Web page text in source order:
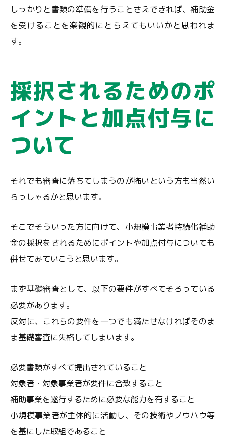
しっかりと書類の準備を行うことさえできれば、補助金
を受けることを楽観的にとらえてもいいかと思われま
す。
採択されるためのポ
イントと加点付与に
ついて
それでも審査に落ちてしまうのが怖いという方も当然い
らっしゃるかと思います。
そこでそういった方に向けて、小規模事業者持続化補助
金の採択をされるためにポイントや加点付与についても
併せてみていこうと思います。
まず基礎審査として、以下の要件がすべてそろっている
必要があります。
反対に、これらの要件を一つでも満たせなければそのま
ま基礎審査に失格してしまいます。
必要書類がすべて提出されていること
対象者・対象事業者が要件に合致すること
補助事業を遂行するために必要な能力を有すること
小規模事業者が主体的に活動し、その技術やノウハウ等
を基にした取組であること